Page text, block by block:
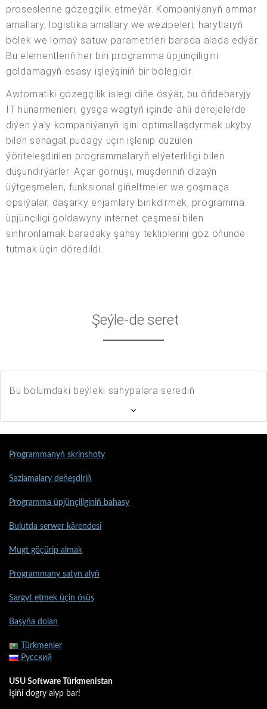
proseslerine gözegçilik etmeýär. Kompaniýanyň ammar
amallary, logistika amallary we wezipeleri, harytlaryň
bölek we lomaý satuw parametrleri barada alada edýär.
Bu elementleriň her biri programma üpjünçiligini
goldamagyň esasy işleýşiniň bir bölegidir.
Awtomatiki gözegçilik islegi diňe ösýär, bu öňdebaryjy
IT hünärmenleri, gysga wagtyň içinde ähli derejelerde
diýen ýaly kompaniýanyň işini optimallaşdyrmak ukyby
bilen senagat pudagy üçin işlenip düzülen
ýöriteleşdirilen programmalaryň elýeterliligi bilen
düşündirýärler. Açar görnüşi, müşderiniň dizaýn
üýtgeşmeleri, funksional giňeltmeler we goşmaça
opsiýalar, daşarky enjamlary birikdirmek, programma
üpjünçiligi goldawyny internet çeşmesi bilen
sinhronlamak baradaky şahsy tekliplerini göz öňünde
tutmak üçin döredildi.
Şeýle-de seret
Bu bölümdäki beýleki sahypalara serediň
Programmanyň skrinshoty
Sazlamalary deňeşdiriň
Programma üpjünçiliginiň bahasy
Bulutda serwer kärendesi
Mugt göçürip almak
Programmany satyn alyň
Sargyt etmek üçin ösüş
Başyňa dolan
Türkmenler
Русский
USU Software Türkmenistan
Işiňi dogry alyp bar!